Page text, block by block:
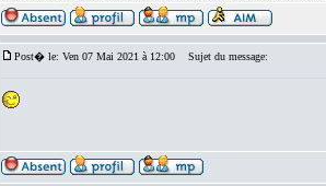
Post� le: Ven 07 Mai 2021 à 12:00 Sujet du message: